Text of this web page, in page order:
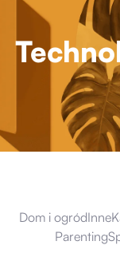
Dom i ogródInne
Parenting